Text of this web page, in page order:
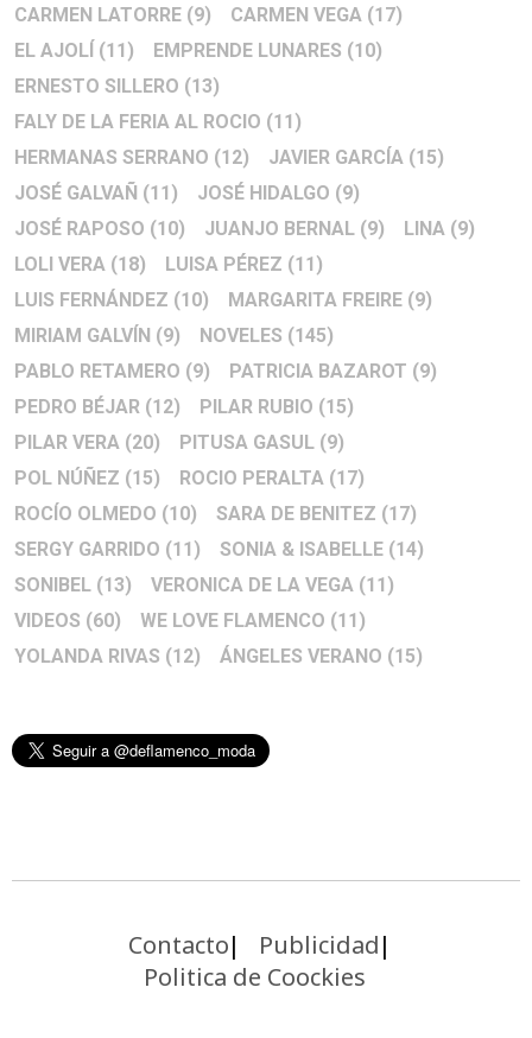
CARMEN LATORRE (9) CARMEN VEGA (17)
EL AJOLÍ (11) EMPRENDE LUNARES (10)
ERNESTO SILLERO (13)
FALY DE LA FERIA AL ROCIO (11)
HERMANAS SERRANO (12) JAVIER GARCÍA (15)
JOSÉ GALVAÑ (11) JOSÉ HIDALGO (9)
JOSÉ RAPOSO (10) JUANJO BERNAL (9) LINA (9)
LOLI VERA (18) LUISA PÉREZ (11)
LUIS FERNÁNDEZ (10) MARGARITA FREIRE (9)
MIRIAM GALVÍN (9) NOVELES (145)
PABLO RETAMERO (9) PATRICIA BAZAROT (9)
PEDRO BÉJAR (12) PILAR RUBIO (15)
PILAR VERA (20) PITUSA GASUL (9)
POL NÚÑEZ (15) ROCIO PERALTA (17)
ROCÍO OLMEDO (10) SARA DE BENITEZ (17)
SERGY GARRIDO (11) SONIA & ISABELLE (14)
SONIBEL (13) VERONICA DE LA VEGA (11)
VIDEOS (60) WE LOVE FLAMENCO (11)
YOLANDA RIVAS (12) ÁNGELES VERANO (15)
Contacto
Publicidad
Politica de Coockies